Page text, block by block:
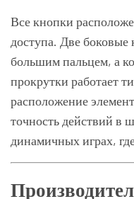
Все кнопки
доступа. Две боковые
большим пальцем, а
прокрутки работает
расположение
точность действий в
динамичных играх,